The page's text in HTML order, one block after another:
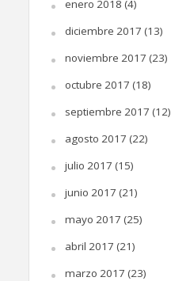
enero 2018 (4)
diciembre 2017 (13)
noviembre 2017 (23)
octubre 2017 (18)
septiembre 2017 (12)
agosto 2017 (22)
julio 2017 (15)
junio 2017 (21)
mayo 2017 (25)
abril 2017 (21)
marzo 2017 (23)